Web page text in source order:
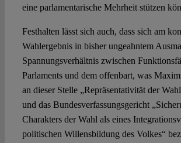
eine parlamentarische Mehrheit stützen
Festhalten lässt sich auch, dass sich am
Wahlergebnis in bisher ungeahntem
Spannungsverhältnis zwischen
Parlaments und dem offenbart, was
an dieser Stelle „Repräsentativität der
und das Bundesverfassungsgericht
Charakters der Wahl als eines
politischen Willensbildung des Volkes“